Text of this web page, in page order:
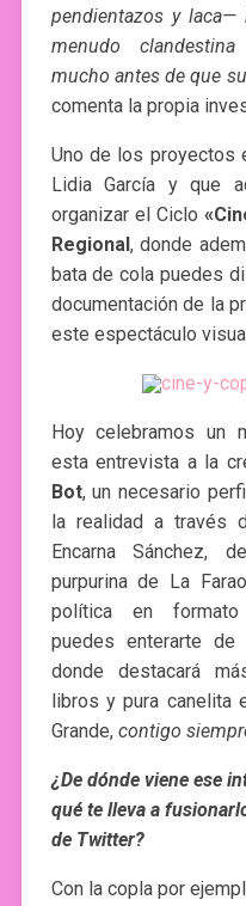
pendientazos y
menudo
mucho antes de que
comenta la propia
Uno de los proyectos
Lidia García y que
organizar el Ciclo
Regional, donde
bata de cola puedes
documentación de la
este espectáculo
Hoy celebramos un
esta entrevista a la
Bot, un necesario
la realidad a través
Encarna Sánchez,
purpurina de La
política en formato
puedes enterarte de
donde destacará
libros y pura canelita
Grande, contigo
¿De dónde viene ese
qué te lleva a
de Twitter?
Con la copla por